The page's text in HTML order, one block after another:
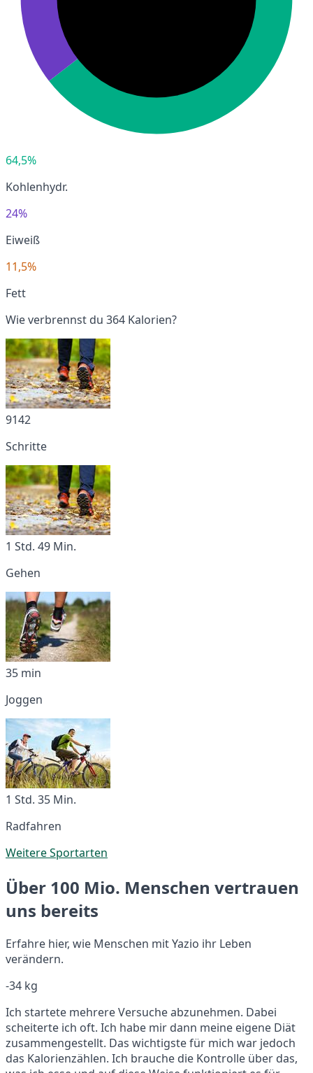
64,5%
Kohlenhydr.
24%
Eiweiß
11,5%
Fett
Wie verbrennst du 364 Kalorien?
9142
Schritte
1 Std. 49 Min.
Gehen
35 min
Joggen
1 Std. 35 Min.
Radfahren
Weitere Sportarten
Über 100 Mio. Menschen vertrauen
uns bereits
Erfahre hier, wie Menschen mit Yazio ihr Leben
verändern.
-34 kg
Ich startete mehrere Versuche abzunehmen. Dabei
scheiterte ich oft. Ich habe mir dann meine eigene Diät
zusammengestellt. Das wichtigste für mich war jedoch
das Kalorienzählen. Ich brauche die Kontrolle über das,